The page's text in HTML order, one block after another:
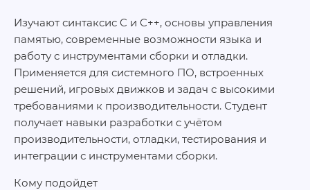
Изучают синтаксис C и C++, основы управления
памятью, современные возможности языка и
работу с инструментами сборки и отладки.
Применяется для системного ПО, встроенных
решений, игровых движков и задач с высокими
требованиями к производительности. Студент
получает навыки разработки с учётом
производительности, отладки, тестирования и
интеграции с инструментами сборки.
Кому подойдет